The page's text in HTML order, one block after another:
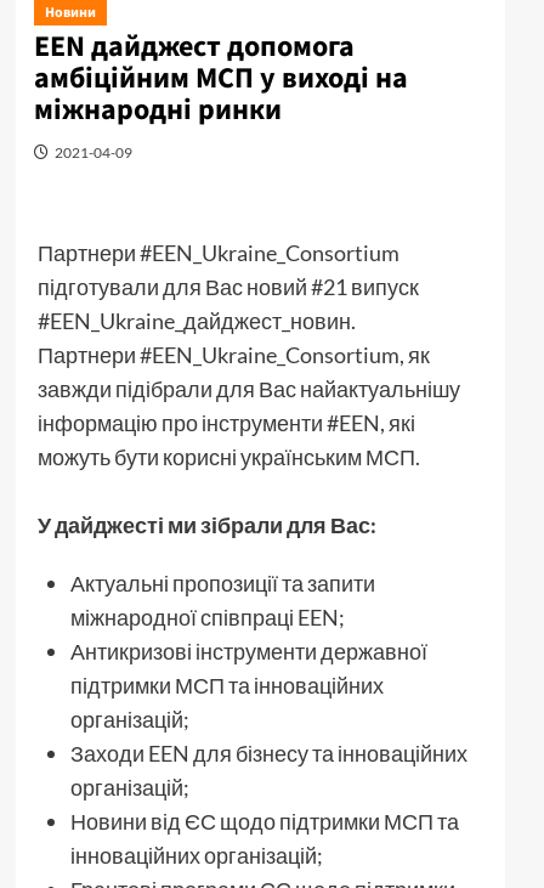
Новини
EEN дайджест допомога
амбіційним МСП у виході на
міжнародні ринки
2021-04-09
Партнери #EEN_Ukraine_Consortium
підготували для Вас новий #21 випуск
#EEN_Ukraine_дайджест_новин.
Партнери #EEN_Ukraine_Consortium, як
завжди підібрали для Вас найактуальнішу
інформацію про інструменти #EEN, які
можуть бути корисні українським МСП.
У дайджесті ми зібрали для Вас:
Актуальні пропозиції та запити
міжнародної співпраці EEN;
Антикризові інструменти державної
підтримки МСП та інноваційних
організацій;
Заходи EEN для бізнесу та інноваційних
організацій;
Новини від ЄС щодо підтримки МСП та
інноваційних організацій;